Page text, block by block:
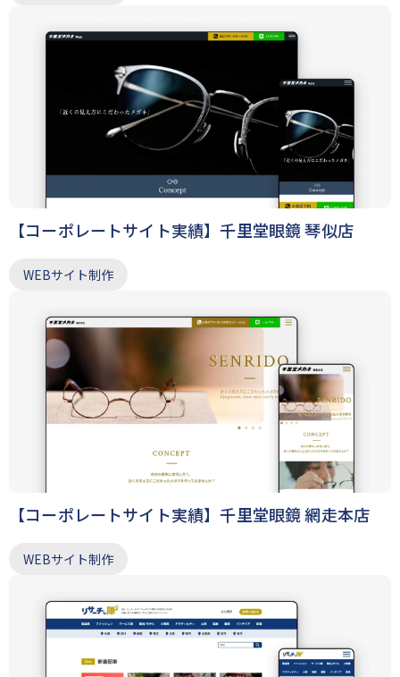
【コーポレートサイト実績】千里堂眼鏡 琴似店
WEBサイト制作
【コーポレートサイト実績】千里堂眼鏡 網走本店
WEBサイト制作